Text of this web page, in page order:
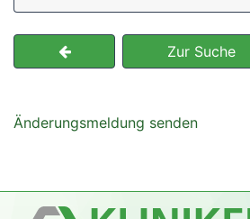
Zur Suche
Änderungsmeldung senden